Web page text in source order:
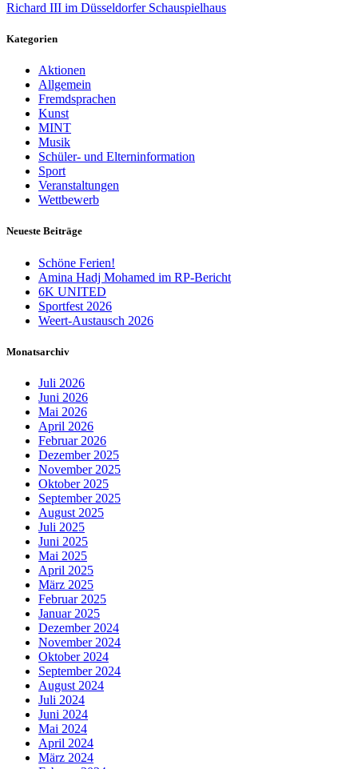
Richard III im Düsseldorfer Schauspielhaus
Kategorien
Aktionen
Allgemein
Fremdsprachen
Kunst
MINT
Musik
Schüler- und Elterninformation
Sport
Veranstaltungen
Wettbewerb
Neueste Beiträge
Schöne Ferien!
Amina Hadj Mohamed im RP-Bericht
6K UNITED
Sportfest 2026
Weert-Austausch 2026
Monatsarchiv
Juli 2026
Juni 2026
Mai 2026
April 2026
Februar 2026
Dezember 2025
November 2025
Oktober 2025
September 2025
August 2025
Juli 2025
Juni 2025
Mai 2025
April 2025
März 2025
Februar 2025
Januar 2025
Dezember 2024
November 2024
Oktober 2024
September 2024
August 2024
Juli 2024
Juni 2024
Mai 2024
April 2024
März 2024